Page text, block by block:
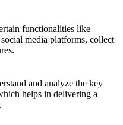
functionalities like
media platforms, collect
and analyze the key
helps in delivering a